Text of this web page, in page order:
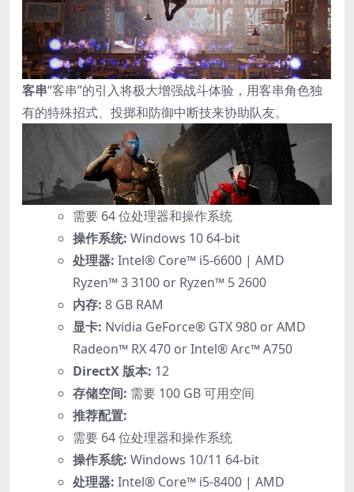
客串“客串”的引入将极大增强战斗体验，用客串角色独
有的特殊招式、投掷和防御中断技来协助队友。
需要 64 位处理器和操作系统
操作系统: Windows 10 64-bit
处理器: Intel® Core™ i5-6600 | AMD
Ryzen™ 3 3100 or Ryzen™ 5 2600
内存: 8 GB RAM
显卡: Nvidia GeForce® GTX 980 or AMD
Radeon™ RX 470 or Intel® Arc™ A750
DirectX 版本: 12
存储空间: 需要 100 GB 可用空间
推荐配置:
需要 64 位处理器和操作系统
操作系统: Windows 10/11 64-bit
处理器: Intel® Core™ i5-8400 | AMD